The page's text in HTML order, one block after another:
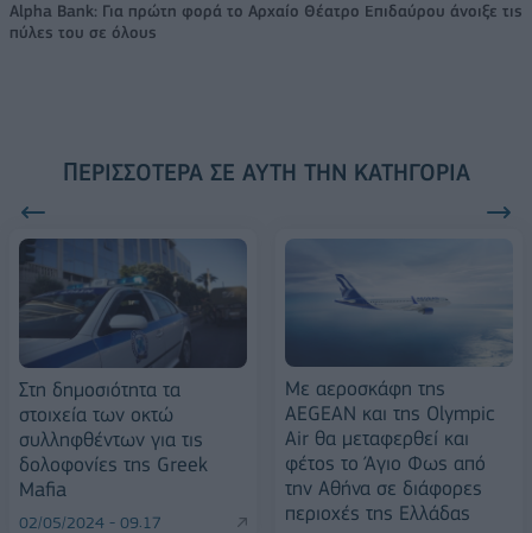
Alpha Bank: Για πρώτη φορά το Αρχαίο Θέατρο Επιδαύρου άνοιξε τις
πύλες του σε όλους
ΠΕΡΙΣΣΌΤΕΡΑ ΣΕ ΑΥΤΉ ΤΗΝ ΚΑΤΗΓΟΡΊΑ
Στη δημοσιότητα τα
στοιχεία των οκτώ
συλληφθέντων για τις
δολοφονίες της Greek
Mafia
02/05/2024 - 09:17
Με αεροσκάφη της
AEGEAN και της Olympic
Air θα μεταφερθεί και
φέτος το Άγιο Φως από
την Αθήνα σε διάφορες
περιοχές της Ελλάδας